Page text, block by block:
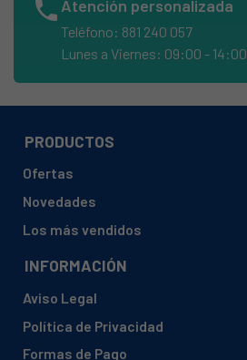
SAMSUNG, MA4411BUU/A01
SAMSUNG, MA4411BUU/A02
SAMSUNG, MA4492BUU/A02
SAMSUNG, MAC696MAT
SAMSUNG, NQ50A6139BK/EF
SAMSUNG, NQ50A6139BK/EO
SAMSUNG, NQ50A6139BS/ET
phone Atención personalizada
Teléfono: 881 240 057
Lunes a Viernes: 09:00 - 14:00
PRODUCTOS
Ofertas
Novedades
Los más vendidos
INFORMACIÓN
Aviso Legal
Política de Privacidad
Formas de Pago